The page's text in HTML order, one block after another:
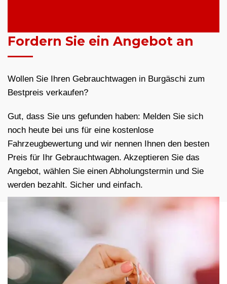
Fordern Sie ein Angebot an
Wollen Sie Ihren Gebrauchtwagen in Burgäschi zum
Bestpreis verkaufen?
Gut, dass Sie uns gefunden haben: Melden Sie sich
noch heute bei uns für eine kostenlose
Fahrzeugbewertung und wir nennen Ihnen den besten
Preis für Ihr Gebrauchtwagen. Akzeptieren Sie das
Angebot, wählen Sie einen Abholungstermin und Sie
werden bezahlt. Sicher und einfach.